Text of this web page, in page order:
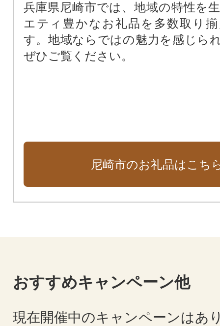
尼崎の歴史文化を次世代に受け継
化財保存活用基金）
阪神タイガースファーム施設周辺
田南公園周辺地域活性化基金）
兵庫県尼崎市では、地域の特性を
エティ豊かなお礼品を多数取り
す。地域ならではの魅力を感じら
ぜひご覧ください。
尼崎市のお礼品はこち
おすすめキャンペーン他
現在開催中のキャンペーンはあ